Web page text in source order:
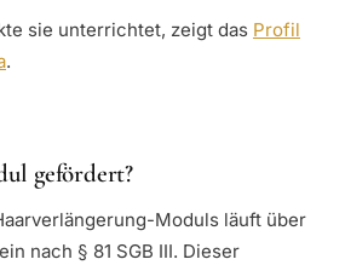
sie unterrichtet, zeigt das Profil
.
gefördert?
Moduls läuft über
nach § 81 SGB III. Dieser